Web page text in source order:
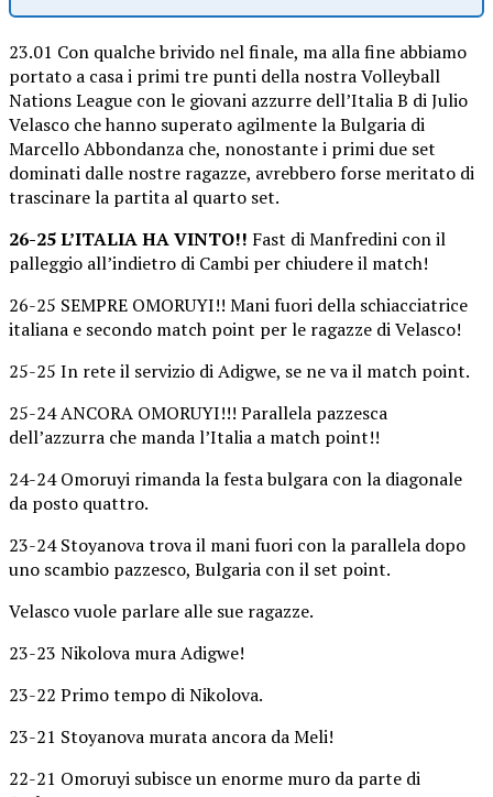
23.01 Con qualche brivido nel finale, ma alla fine abbiamo
portato a casa i primi tre punti della nostra Volleyball
Nations League con le giovani azzurre dell’Italia B di Julio
Velasco che hanno superato agilmente la Bulgaria di
Marcello Abbondanza che, nonostante i primi due set
dominati dalle nostre ragazze, avrebbero forse meritato di
trascinare la partita al quarto set.
26-25 L’ITALIA HA VINTO!! Fast di Manfredini con il
palleggio all’indietro di Cambi per chiudere il match!
26-25 SEMPRE OMORUYI!! Mani fuori della schiacciatrice
italiana e secondo match point per le ragazze di Velasco!
25-25 In rete il servizio di Adigwe, se ne va il match point.
25-24 ANCORA OMORUYI!!! Parallela pazzesca
dell’azzurra che manda l’Italia a match point!!
24-24 Omoruyi rimanda la festa bulgara con la diagonale
da posto quattro.
23-24 Stoyanova trova il mani fuori con la parallela dopo
uno scambio pazzesco, Bulgaria con il set point.
Velasco vuole parlare alle sue ragazze.
23-23 Nikolova mura Adigwe!
23-22 Primo tempo di Nikolova.
23-21 Stoyanova murata ancora da Meli!
22-21 Omoruyi subisce un enorme muro da parte di